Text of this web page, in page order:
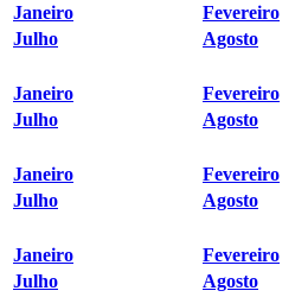
Janeiro Fevereiro
Julho
Agosto
Janeiro Fevereiro
Julho
Agosto
Janeiro Fevereiro
Julho
Agosto
Janeiro Fevereiro
Julho
Agosto